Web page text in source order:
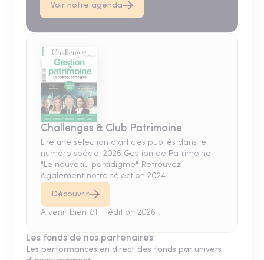
Voir notre agenda
Challenges & Club Patrimoine
Lire une sélection d'articles publiés dans le
numéro spécial 2025 Gestion de Patrimoine
"Le nouveau paradigme". Retrouvez
également notre sélection 2024.
Découvrir
A venir bientôt : l'édition 2026 !
Les fonds de nos partenaires
Les performances en direct des fonds par univers